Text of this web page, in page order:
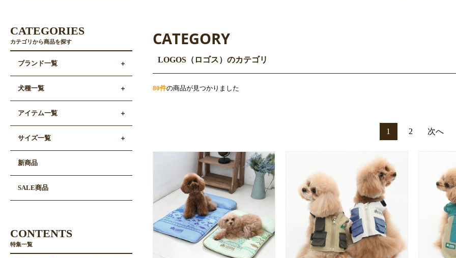
CATEGORY
LOGOS（ロゴス）のカテゴリ
80件の商品が見つかりました
1 2 次へ
CATEGORIES
カテゴリから商品を探す
ブランド一覧
犬種一覧
アイテム一覧
サイズ一覧
新商品
SALE商品
CONTENTS
特集一覧